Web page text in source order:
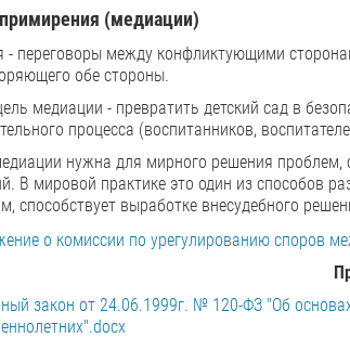
(медиации)
- переговоры между конфликтующими
обе стороны.
медиации - превратить детский сад в
процесса (воспитанников,
нужна для мирного решения проблем,
В мировой практике это один из способов
способствует выработке внесудебного
о комиссии по урегулированию споров
закон от 24.06.1999г. № 120-ФЗ "Об